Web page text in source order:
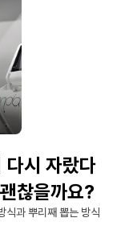
다시 자랐다
찮을까요?
식과 뿌리째 뽑는 방식